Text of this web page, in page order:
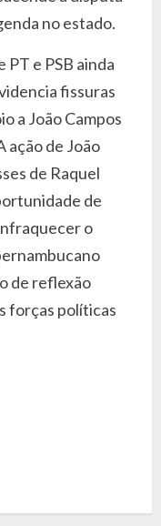
no estado.
e PSB ainda
fissuras
a João Campos
ação de João
de Raquel
de
o
de reflexão
forças políticas